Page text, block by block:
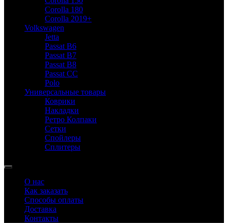
Corolla 180
Corolla 2019+
Volkswagen
Jetta
Passat B6
Passat B7
Passat B8
Passat CC
Polo
Универсальные товары
Коврики
Накладки
Ретро Колпаки
Сетки
Спойлеры
Сплитеры
О нас
Как заказать
Способы оплаты
Доставка
Контакты